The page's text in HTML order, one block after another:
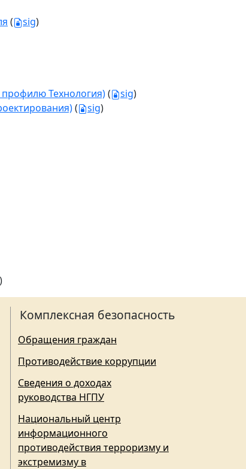
( sig)
Технология)( sig)
( sig)
)
Комплексная безопасность
Обращения граждан
Противодействие коррупции
Сведения о доходах
руководства НГПУ
Национальный центр
информационного
противодействия терроризму и
экстремизму в